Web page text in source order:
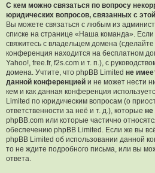
С кем можно связаться по вопросу
юридических вопросов, связанных с
Вы можете связаться с любым из
списке на странице «Наша команда».
свяжитесь с владельцем домена (сделайте
конференция находится на бесплатном
Yahoo!, free.fr, f2s.com и т. п.), с
домена. Учтите, что phpBB Limited не
данной конференцией и не может нести
кем и как данная конференция
Limited по юридическим вопросам (о
ответственности за неё и т. д.), которые не
phpBB.com или которые частично
обеспечению phpBB Limited. Если же вы
phpBB Limited об использовании данной
то не ждите подробного письма, или вы
ответа.